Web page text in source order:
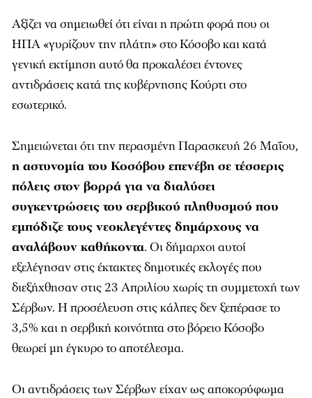
Αξίζει να σημειωθεί ότι είναι η πρώτη φορά που οι
ΗΠΑ «γυρίζουν την πλάτη» στο Κόσοβο και κατά
γενική εκτίμηση αυτό θα προκαλέσει έντονες
αντιδράσεις κατά της κυβέρνησης Κούρτι στο
εσωτερικό.
Σημειώνεται ότι την περασμένη Παρασκευή 26 Μαΐου,
η αστυνομία του Κοσόβου επενέβη σε τέσσερις
πόλεις στον βορρά για να διαλύσει
συγκεντρώσεις του σερβικού πληθυσμού που
εμπόδιζε τους νεοκλεγέντες δημάρχους να
αναλάβουν καθήκοντα. Οι δήμαρχοι αυτοί
εξελέγησαν στις έκτακτες δημοτικές εκλογές που
διεξήχθησαν στις 23 Απριλίου χωρίς τη συμμετοχή των
Σέρβων. Η προσέλευση στις κάλπες δεν ξεπέρασε το
3,5% και η σερβική κοινότητα στο βόρειο Κόσοβο
θεωρεί μη έγκυρο το αποτέλεσμα.
Οι αντιδράσεις των Σέρβων είχαν ως αποκορύφωμα